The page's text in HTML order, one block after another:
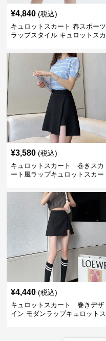
¥4,840 (税込)
キュロットスカート 春スポーツ
ラップスタイル キュロットスカ
¥3,580 (税込)
キュロットスカート 巻きスカ
ート風ラップキュロットスカー
¥4,440 (税込)
キュロットスカート 巻きデザ
イン モダンラップキュロットス